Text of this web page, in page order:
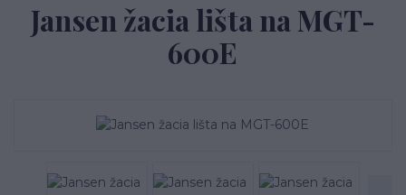
Jansen žacia lišta na MGT-
600E